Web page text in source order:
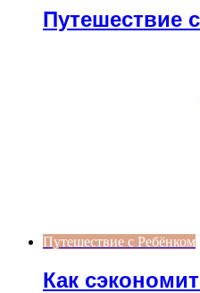
Путешествие
Путешествие с Ребёнком
Как